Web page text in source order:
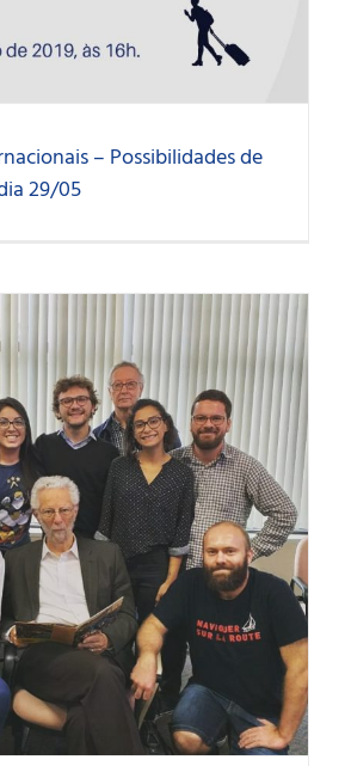
– Possibilidades de
29/05